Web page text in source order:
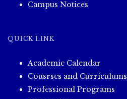
Campus Notices
QUICK LINK
Academic Calendar
Cousrses and Curriculums
Professional Programs